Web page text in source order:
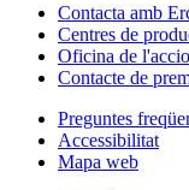
Contacta amb
Centres de
Oficina de
Contacte de
Preguntes
Accessibilitat
Mapa web